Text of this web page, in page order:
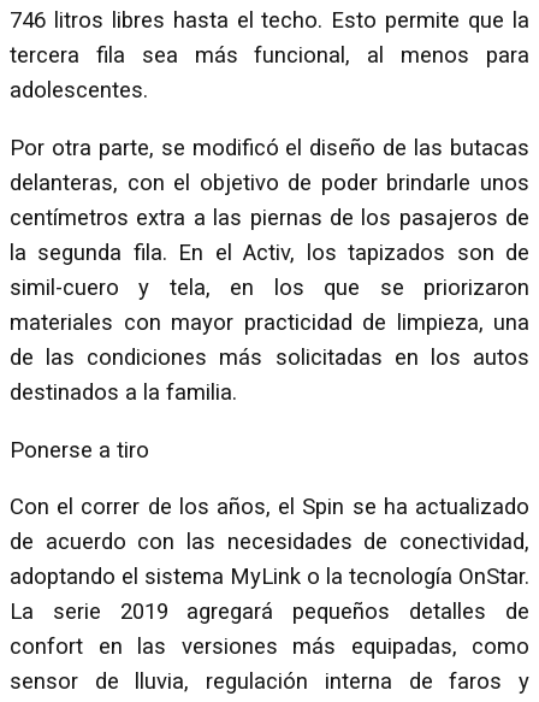
746 litros libres hasta el techo. Esto permite que la
tercera fila sea más funcional, al menos para
adolescentes.
Por otra parte, se modificó el diseño de las butacas
delanteras, con el objetivo de poder brindarle unos
centímetros extra a las piernas de los pasajeros de
la segunda fila. En el Activ, los tapizados son de
simil-cuero y tela, en los que se priorizaron
materiales con mayor practicidad de limpieza, una
de las condiciones más solicitadas en los autos
destinados a la familia.
Ponerse a tiro
Con el correr de los años, el Spin se ha actualizado
de acuerdo con las necesidades de conectividad,
adoptando el sistema MyLink o la tecnología OnStar.
La serie 2019 agregará pequeños detalles de
confort en las versiones más equipadas, como
sensor de lluvia, regulación interna de faros y